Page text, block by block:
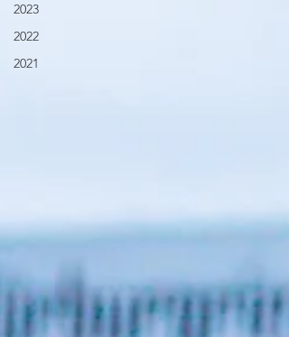
2023
2022
2021